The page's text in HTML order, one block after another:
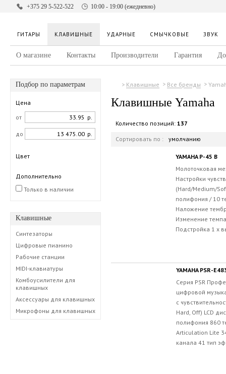
+375 29 5-522-522 10:00 - 19:00 (ежедневно)
ГИТАРЫ КЛАВИШНЫЕ УДАРНЫЕ СМЫЧКОВЫЕ ЗВУК
О магазине Контакты Производители Гарантия
Подбор по параметрам
Цена
от
р.
до р.
Цвет
Дополнительно
Только в наличии
Клавишные
Синтезаторы
Цифровые пианино
Рабочие станции
MIDI-клавиатуры
Комбоусилители для
клавишных
Аксессуары для клавишных
Микрофоны для клавишных
Клавишные Все бренды
Клавишные Yamaha
Количество позиций: 137
Сортировать по : умолчанию
YAMAHA P-45 B
Молоточковая
Настройки
(Hard/Medium/
полифония / 10
Наложение
Изменение
Подстройка 1 x
YAMAHA PSR-
Серия PSR
цифровой
с
Hard, Off) LCD
полифония 860
Articulation Lite
канала 41 тип